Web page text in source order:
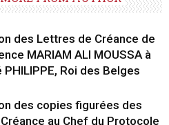
des Lettres de Créance de
MARIAM ALI MOUSSA à
Roi des Belges
des copies figurées des
au Chef du Protocole